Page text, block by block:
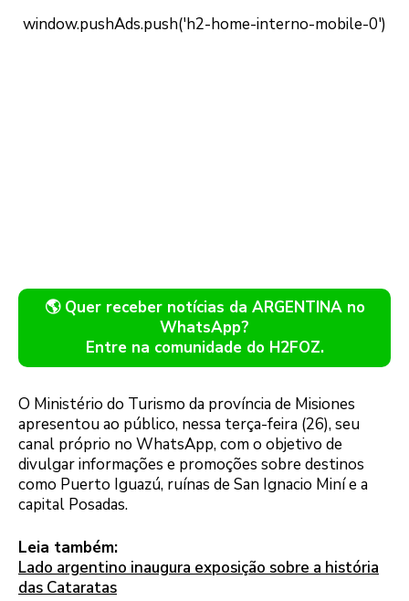
🌎 Quer receber notícias da ARGENTINA no
WhatsApp?
Entre na comunidade do H2FOZ.
O Ministério do Turismo da província de Misiones
apresentou ao público, nessa terça-feira (26), seu
canal próprio no WhatsApp, com o objetivo de
divulgar informações e promoções sobre destinos
como Puerto Iguazú, ruínas de San Ignacio Miní e a
capital Posadas.
Leia também:
Lado argentino inaugura exposição sobre a história
das Cataratas